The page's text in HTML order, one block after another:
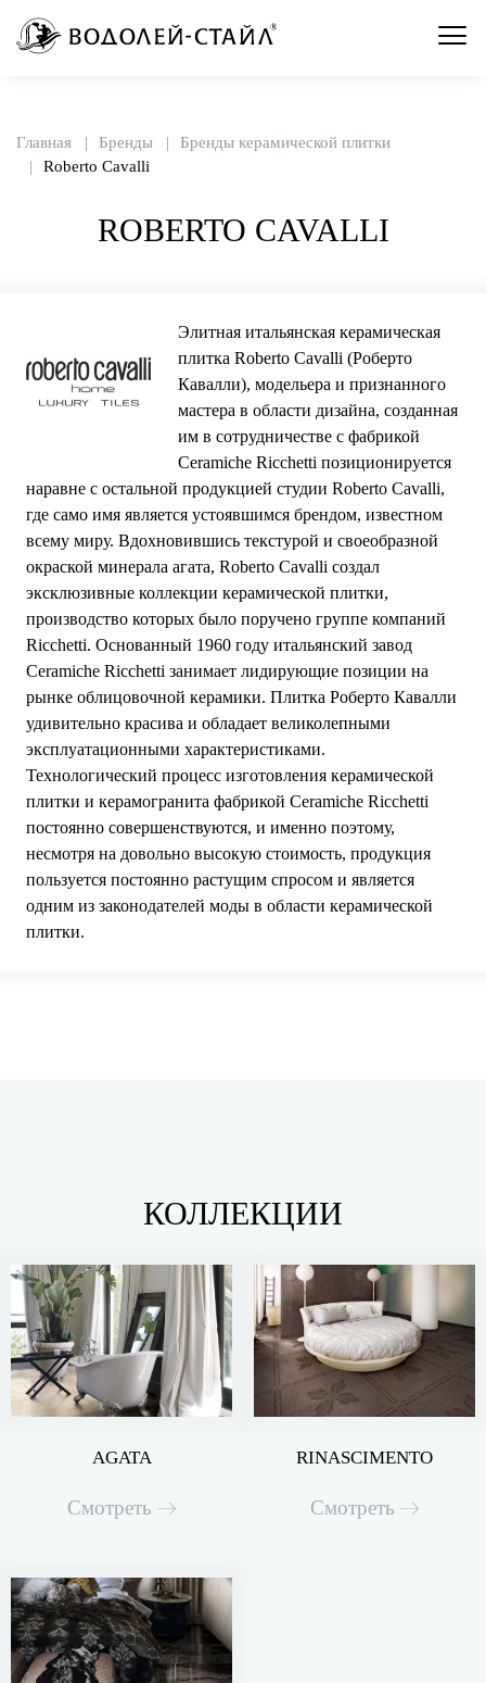
Главная Бренды
Бренды керамической плитки
Roberto Cavalli
ROBERTO CAVALLI
Элитная итальянская керамическая
плитка Roberto Cavalli (Роберто
Кавалли), модельера и признанного
мастера в области дизайна, созданная
им в сотрудничестве с фабрикой
Ceramiche Ricchetti позиционируется
наравне с остальной продукцией студии Roberto Cavalli,
где само имя является устоявшимся брендом, известном
всему миру. Вдохновившись текстурой и своеобразной
окраской минерала агата, Roberto Cavalli создал
эксклюзивные коллекции керамической плитки,
производство которых было поручено группе компаний
Ricchetti. Основанный 1960 году итальянский завод
Ceramiche Ricchetti занимает лидирующие позиции на
рынке облицовочной керамики. Плитка Роберто Кавалли
удивительно красива и обладает великолепными
эксплуатационными характеристиками.
Технологический процесс изготовления керамической
плитки и керамогранита фабрикой Ceramiche Ricchetti
постоянно совершенствуются, и именно поэтому,
несмотря на довольно высокую стоимость, продукция
пользуется постоянно растущим спросом и является
одним из законодателей моды в области керамической
плитки.
КОЛЛЕКЦИИ
AGATA
Смотреть
RINASCIMENTO
Смотреть